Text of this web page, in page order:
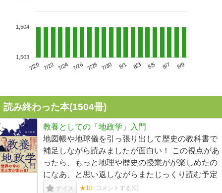
7/20 7/22 7/24 7/26 7/28 7/30 8/1 8/3 8/5 8/7 8/9
1,503
1,504
読み終わった本(1504冊)
教養としての「地政学」入門
地図帳や地球儀を引っ張り出して歴史の教科書で
補足しながら読みましたが面白い！ この視点があ
ったら、もっと地理や歴史の授業がが楽しめたの
になあ、と思い返しながらまたじっくり読む予定
ナイス ★10 コメントする(0)